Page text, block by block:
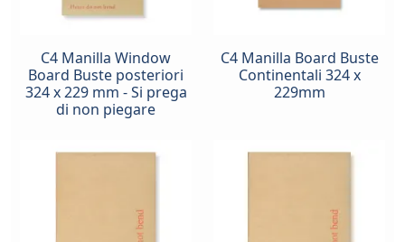
C4 Manilla Window
Board Buste posteriori
324 x 229 mm - Si prega
di non piegare
C4 Manilla Board Buste
Continentali 324 x
229mm